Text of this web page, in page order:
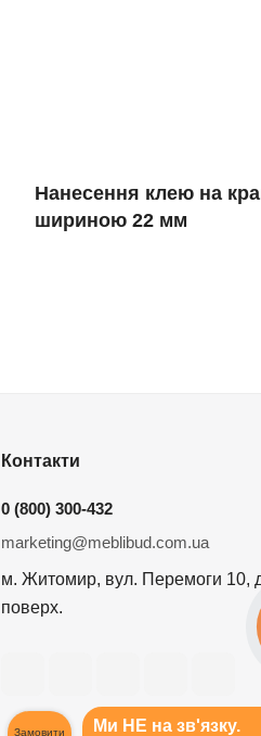
Нанесення клею на
шириною 22 мм
Контакти
0 (800) 300-432
marketing@meblibud.com.ua
м. Житомир, вул. Перемоги 10,
поверх.
Ми НЕ на зв'язку.
Замовити